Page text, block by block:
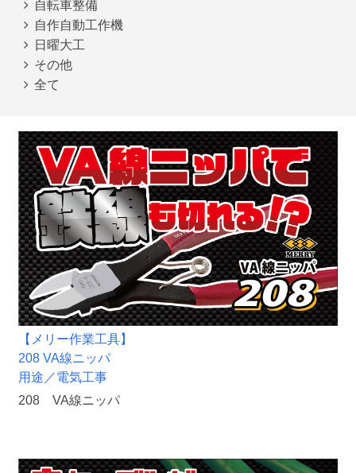
自転車整備
自作自動工作機
日曜大工
その他
全て
【メリー作業工具】
208 VA線ニッパ
用途／電気工事
208 VA線ニッパ